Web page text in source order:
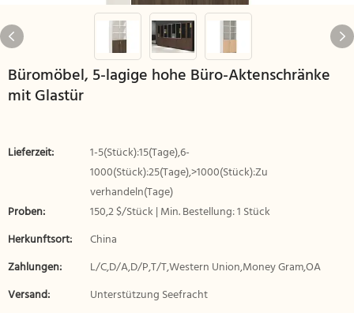
Büromöbel, 5-lagige hohe Büro-Aktenschränke
mit Glastür
Lieferzeit:
1-5(Stück):15(Tage),6-
1000(Stück):25(Tage),>1000(Stück):Zu
verhandeln(Tage)
Proben:
150,2 $/Stück | Min. Bestellung: 1 Stück
Herkunftsort:
China
Zahlungen:
L/C,D/A,D/P,T/T,Western Union,Money Gram,OA
Versand:
Unterstützung Seefracht